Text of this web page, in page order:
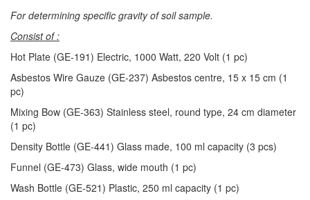
For determining specific gravity of soil sample.
Consist of :
Hot Plate (GE-191) Electric, 1000 Watt, 220 Volt (1 pc)
Asbestos Wire Gauze (GE-237) Asbestos centre, 15 x 15 cm (1
pc)
Mixing Bow (GE-363) Stainless steel, round type, 24 cm diameter
(1 pc)
Density Bottle (GE-441) Glass made, 100 ml capacity (3 pcs)
Funnel (GE-473) Glass, wide mouth (1 pc)
Wash Bottle (GE-521) Plastic, 250 ml capacity (1 pc)